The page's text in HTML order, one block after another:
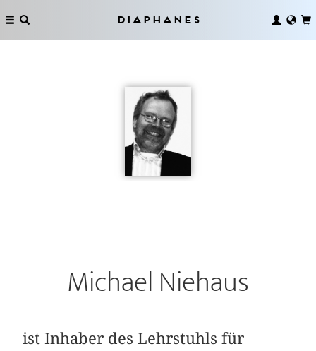
Diaphanes
Michael Niehaus
ist Inhaber des Lehrstuhls für